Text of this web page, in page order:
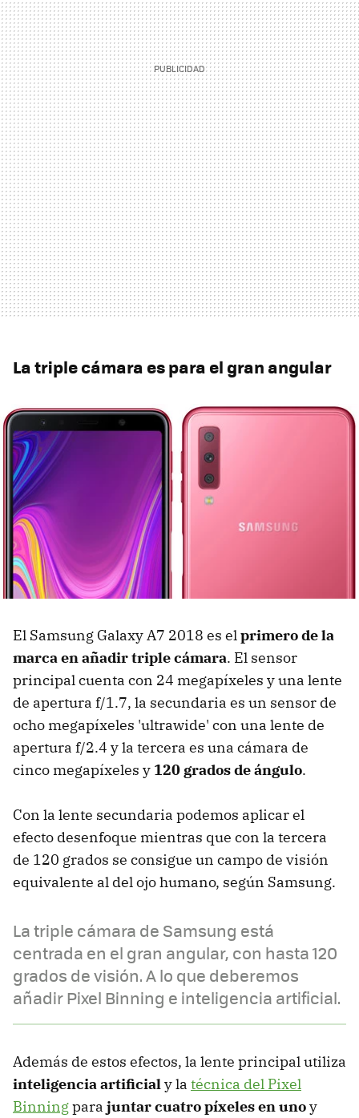
La triple cámara es para el gran angular
El Samsung Galaxy A7 2018 es elprimero de la
marca en añadir triple cámara. El sensor
principal cuenta con 24 megapíxeles y una lente
de apertura f/1.7, la secundaria es un sensor de
ocho megapíxeles 'ultrawide' con una lente de
apertura f/2.4 y la tercera es una cámara de
cinco megapíxeles y 120 grados de ángulo.
Con la lente secundaria podemos aplicar el
efecto desenfoque mientras que con la tercera
de 120 grados se consigue un campo de visión
equivalente al del ojo humano, según Samsung.
La triple cámara de Samsung está
centrada en el gran angular, con hasta 120
grados de visión. A lo que deberemos
añadir Pixel Binning e inteligencia artificial.
Además de estos efectos, la lente principal utiliza
inteligencia artificialy la técnica del Pixel
Binningpara juntar cuatro píxeles en unoy